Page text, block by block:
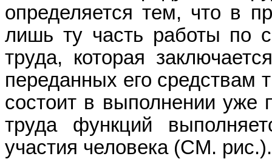
определяется тем, что в
лишь ту часть работы по
труда, которая
переданных его средствам
состоит в выполнении уже
труда функций
участия человека (СМ. рис.).